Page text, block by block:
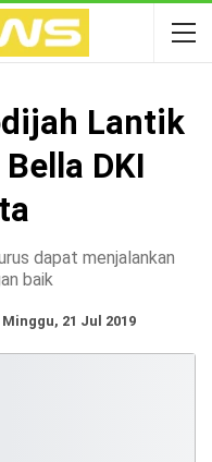
Lantik
DKI
dapat menjalankan
baik
Minggu, 21 Jul 2019